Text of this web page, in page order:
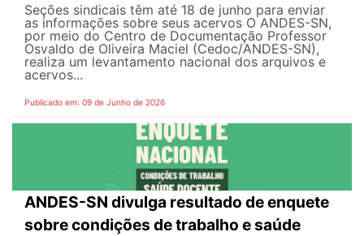
Seções sindicais têm até 18 de junho para enviar
as informações sobre seus acervos O ANDES-SN,
por meio do Centro de Documentação Professor
Osvaldo de Oliveira Maciel (Cedoc/ANDES-SN),
realiza um levantamento nacional dos arquivos e
acervos...
Publicado em: 09 de Junho de 2026
ANDES-SN divulga resultado de enquete
sobre condições de trabalho e saúde